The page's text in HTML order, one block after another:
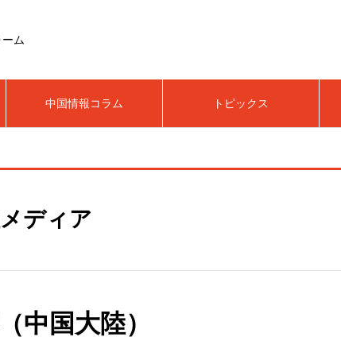
ム
中国情報コラム トピックス
ディア
中国大陸）